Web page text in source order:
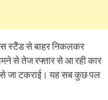
स्टैंड से बाहर निकलकर
से तेज रफ्तार से आ रही कार
जा टकराई। यह सब कुछ पल